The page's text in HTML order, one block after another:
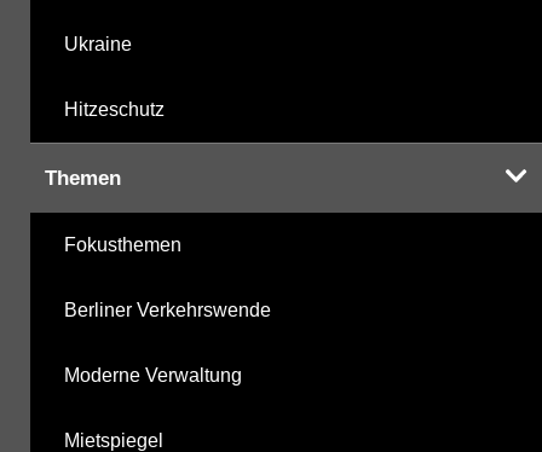
Ukraine
Hitzeschutz
Themen
Fokusthemen
Berliner Verkehrswende
Moderne Verwaltung
Mietspiegel